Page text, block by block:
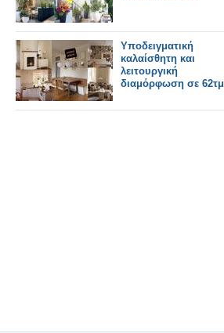
Υποδειγματική
καλαίσθητη και
λειτουργική
διαμόρφωση σε 62τμ